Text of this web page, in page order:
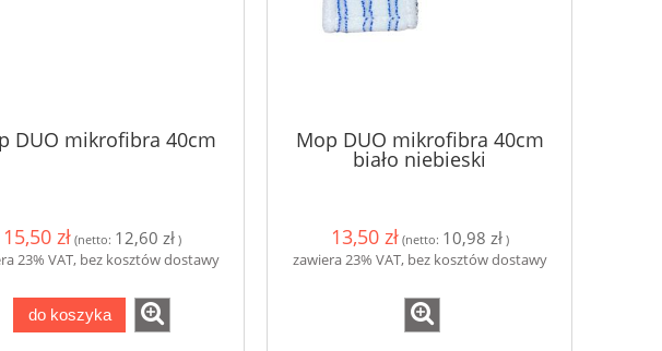
DUO mikrofibra 40cm
15,50 zł (netto: 12,60 zł)
23% VAT, bez kosztów dostawy
do koszyka
Mop DUO mikrofibra 40cm
biało niebieski
13,50 zł (netto: 10,98 zł)
zawiera 23% VAT, bez kosztów dostawy